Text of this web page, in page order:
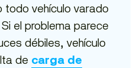
vehículo varado
el problema parece
débiles, vehículo
de carga de